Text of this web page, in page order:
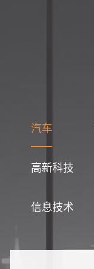
汽车
高新科技
信息技术